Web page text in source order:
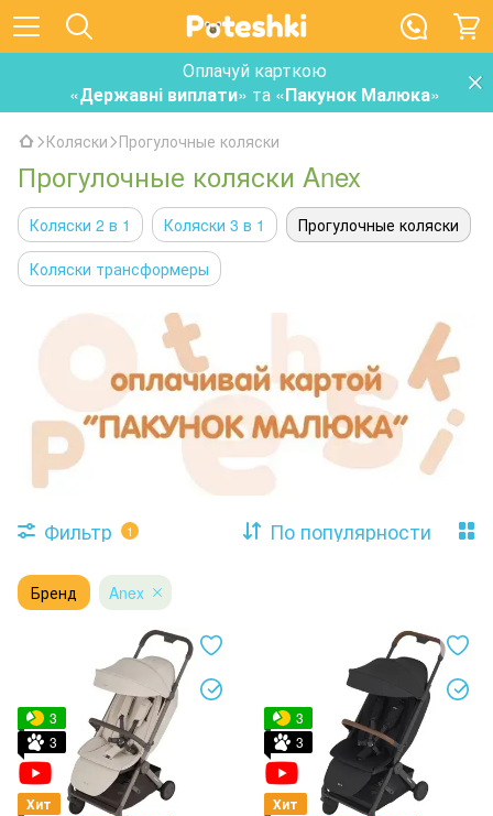
Оплачуй карткою
«Державні виплати» та «Пакунок Малюка»
Коляски Прогулочные коляски
Прогулочные коляски Anex
Коляски 2 в 1 Коляски 3 в 1
Прогулочные коляски
Коляски трансформеры
Фильтр 1 По популярности
Бренд Anex
3
3
Хит
3
3
Хит